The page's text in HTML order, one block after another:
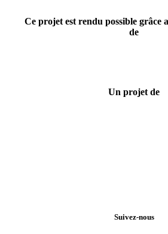
Ce projet est rendu possible grâce
de
Un projet de
Suivez-nous